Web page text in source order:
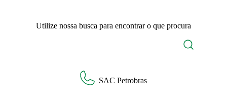
Utilize nossa busca para encontrar o que procura
SAC Petrobras